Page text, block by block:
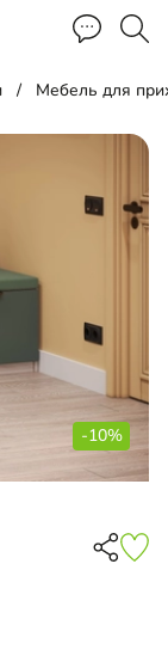
Мебель для
-10%